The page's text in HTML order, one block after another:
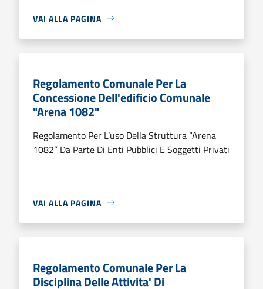
VAI ALLA PAGINA
Regolamento Comunale Per La
Concessione Dell'edificio Comunale
"Arena 1082"
Regolamento Per L’uso Della Struttura “Arena
1082” Da Parte Di Enti Pubblici E Soggetti Privati
VAI ALLA PAGINA
Regolamento Comunale Per La
Disciplina Delle Attivita' Di